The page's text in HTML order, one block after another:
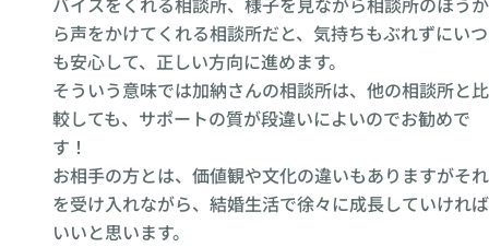
ら声をかけてくれる相談所だと、気持ちもぶれずにいつ
も安心して、正しい方向に進めます。
そういう意味では加納さんの相談所は、他の相談所と比
較しても、サポートの質が段違いによいのでお勧めで
す！
お相手の方とは、価値観や文化の違いもありますがそれ
を受け入れながら、結婚生活で徐々に成長していければ
いいと思います。